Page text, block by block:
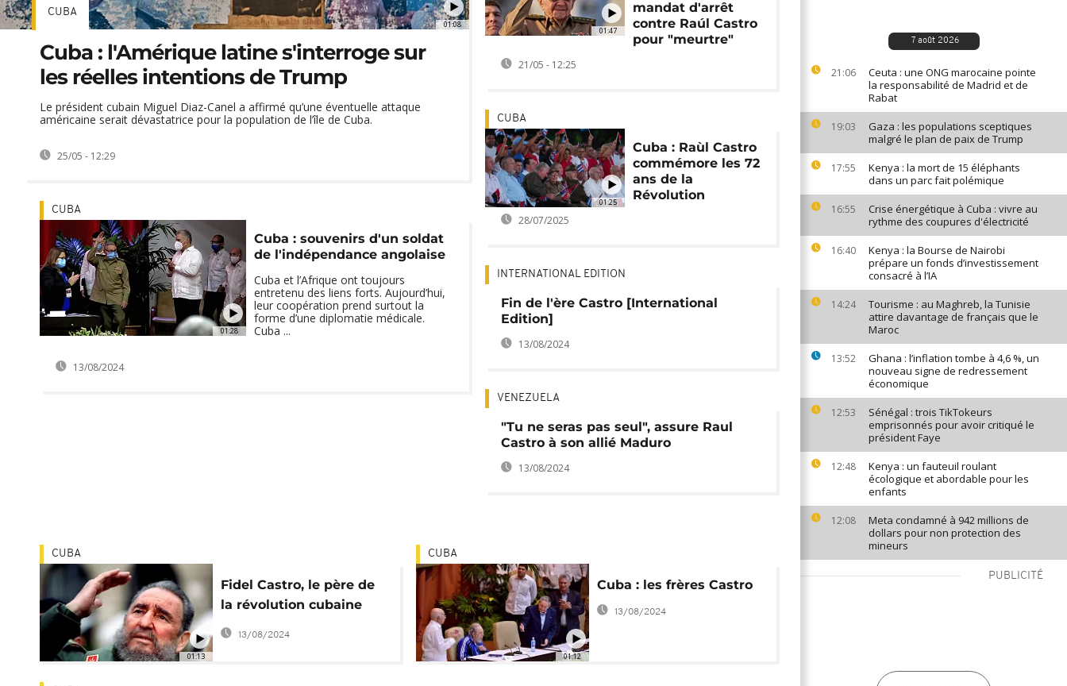
7 août 2026
21:06
Ceuta : une ONG marocaine pointe
la responsabilité de Madrid et de
Rabat
19:03
Gaza : les populations sceptiques
malgré le plan de paix de Trump
17:55
Kenya : la mort de 15 éléphants
dans un parc fait polémique
16:55
Crise énergétique à Cuba : vivre au
rythme des coupures d'électricité
16:40
Kenya : la Bourse de Nairobi
prépare un fonds d’investissement
consacré à l’IA
14:24
Tourisme : au Maghreb, la Tunisie
attire davantage de français que le
Maroc
13:52
Ghana : l’inflation tombe à 4,6 %, un
nouveau signe de redressement
économique
12:53
Sénégal : trois TikTokeurs
emprisonnés pour avoir critiqué le
président Faye
12:48
Kenya : un fauteuil roulant
écologique et abordable pour les
enfants
12:08
Meta condamné à 942 millions de
dollars pour non protection des
mineurs
PUBLICITÉ
01:08
CUBA
Cuba : l'Amérique latine s'interroge sur
les réelles intentions de Trump
Le président cubain Miguel Diaz-Canel a affirmé qu’une éventuelle attaque
américaine serait dévastatrice pour la population de l’île de Cuba.
25/05 - 12:29
01:28
CUBA
Cuba : souvenirs d'un soldat
de l'indépendance angolaise
Cuba et l’Afrique ont toujours
entretenu des liens forts. Aujourd’hui,
leur coopération prend surtout la
forme d’une diplomatie médicale.
Cuba ...
13/08/2024
01:47
mandat d'arrêt
contre Raúl Castro
pour "meurtre"
21/05 - 12:25
01:25
CUBA
Cuba : Raùl Castro
commémore les 72
ans de la
Révolution
28/07/2025
INTERNATIONAL EDITION
Fin de l'ère Castro [International
Edition]
13/08/2024
VENEZUELA
"Tu ne seras pas seul", assure Raul
Castro à son allié Maduro
13/08/2024
01:13
CUBA
Fidel Castro, le père de
la révolution cubaine
est mort à l'age de 90
13/08/2024
01:12
CUBA
Cuba : les frères Castro
13/08/2024